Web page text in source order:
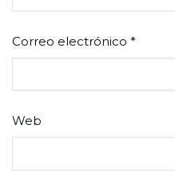
Correo electrónico *
Web